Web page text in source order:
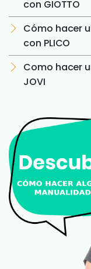
con GIOTTO
Cómo hacer un
con PLICO
Como hacer
JOVI